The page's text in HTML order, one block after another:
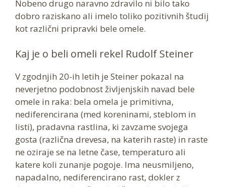
Nobeno drugo naravno zdravilo ni bilo tako
dobro raziskano ali imelo toliko pozitivnih študij
kot različni pripravki bele omele.
Kaj je o beli omeli rekel Rudolf Steiner
V zgodnjih 20-ih letih je Steiner pokazal na
neverjetno podobnost življenjskih navad bele
omele in raka: bela omela je primitivna,
nediferencirana (med koreninami, steblom in
listi), pradavna rastlina, ki zavzame svojega
gosta (različna drevesa, na katerih raste) in raste
ne oziraje se na letne čase, temperaturo ali
katere koli zunanje pogoje. Ima neusmiljeno,
napadalno, nediferencirano rast, dokler z